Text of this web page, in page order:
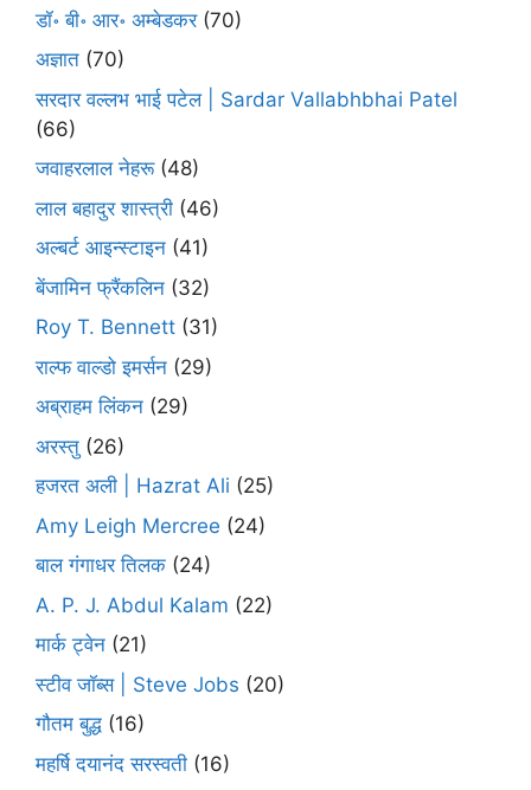
डॉ॰ बी॰ आर॰ अम्बेडकर(70)
अज्ञात (70)
सरदार वल्लभ भाई पटेल | Sardar Vallabhbhai Patel
(66)
जवाहरलाल नेहरू(48)
लाल बहादुर शास्त्री (46)
अल्बर्ट आइन्स्टाइन (41)
बेंजामिन फ्रैंकलिन (32)
Roy T. Bennett (31)
राल्फ वाल्डो इमर्सन (29)
अब्राहम लिंकन (29)
अरस्तु (26)
हजरत अली | Hazrat Ali (25)
Amy Leigh Mercree (24)
बाल गंगाधर तिलक (24)
A. P. J. Abdul Kalam (22)
मार्क ट्वेन (21)
स्टीव जॉब्स | Steve Jobs (20)
गौतम बुद्ध (16)
महर्षि दयानंद सरस्वती (16)